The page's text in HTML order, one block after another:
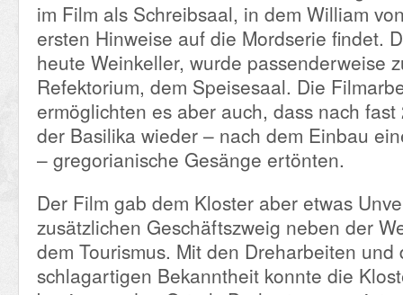
im Film als Schreibsaal, in dem William
ersten Hinweise auf die Mordserie findet.
heute Weinkeller, wurde passenderweise
Refektorium, dem Speisesaal. Die
ermöglichten es aber auch, dass nach
der Basilika wieder – nach dem Einbau
– gregorianische Gesänge ertönten.
Der Film gab dem Kloster aber etwas
zusätzlichen Geschäftszweig neben der
dem Tourismus. Mit den Dreharbeiten und
schlagartigen Bekanntheit konnte die